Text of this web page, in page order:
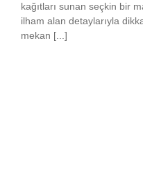
kağıtları sunan seçkin bir
ilham alan detaylarıyla
mekan [...]